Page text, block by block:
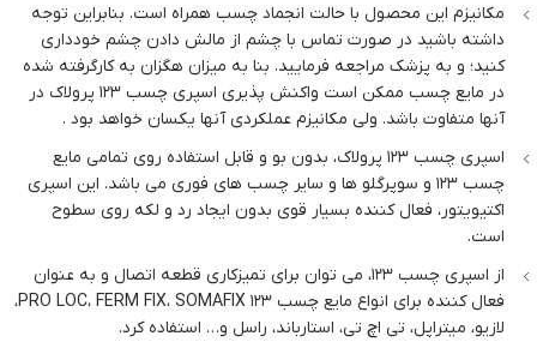
مکانیزم این محصول با حالت انجماد چسب همراه است. بنابراین توجه
داشته باشید در صورت تماس با چشم از مالش دادن چشم خودداری
کنید؛ و به پزشک مراجعه فرمایید. بنا به میزان هگزان به کارگرفته شده
در مایع چسب ممکن است واکنش پذیری اسپری چسب ۱۲۳ پرولاک در
آنها متفاوت باشد. ولی مکانیزم عملکردی آنها یکسان خواهد بود .
اسپری چسب 123 پرولاک، بدون بو و قابل استفاده روی تمامی مایع
چسب 123 و سوپرگلو ها و سایر چسب های فوری می باشد. این اسپری
اکتیویتور، فعال کننده بسیار قوی بدون ایجاد رد و لکه روی سطوح
است.
از اسپری چسب 123، می توان برای تمیزکاری قطعه اتصال و به عنوان
فعال کننده برای انواع مایع چسب 123 PRO LOC، FERM FIX، SOMAFIX،
لازیو، میتراپل، تی اچ تی، استارباند، راسل و… استفاده کرد.